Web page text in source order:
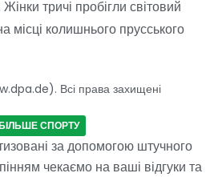
тричі пробігли світовий
місці колишнього прусського
Всі права захищені
СПОРТУ
за допомогою штучного
чекаємо на ваші відгуки та